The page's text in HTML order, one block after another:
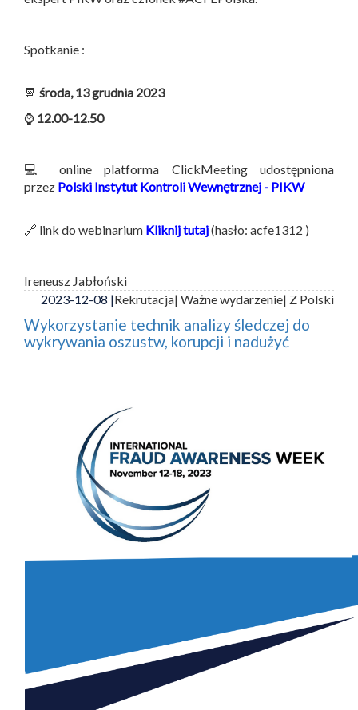
Spotkanie :
📆 środa, 13 grudnia 2023
⌚ 12.00-12.50
💻 online platforma ClickMeeting udostępniona
przez Polski Instytut Kontroli Wewnętrznej - PIKW
🔗 link do webinarium Kliknij tutaj(hasło: acfe1312 )
Ireneusz Jabłoński
2023-12-08 |Rekrutacja| Ważne wydarzenie| Z Polski
Wykorzystanie technik analizy śledczej do
wykrywania oszustw, korupcji i nadużyć